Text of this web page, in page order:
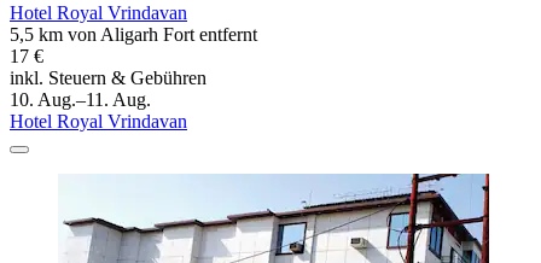
Hotel Royal Vrindavan
5,5 km von Aligarh Fort entfernt
17 €
inkl. Steuern & Gebühren
10. Aug.–11. Aug.
Hotel Royal Vrindavan